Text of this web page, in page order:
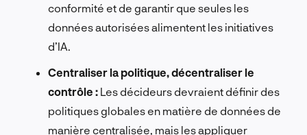
conformité et de garantir que seules les
données autorisées alimentent les initiatives
d’IA.
Centraliser la politique, décentraliser le
contrôle : Les décideurs devraient définir des
politiques globales en matière de données de
manière centralisée, mais les appliquer